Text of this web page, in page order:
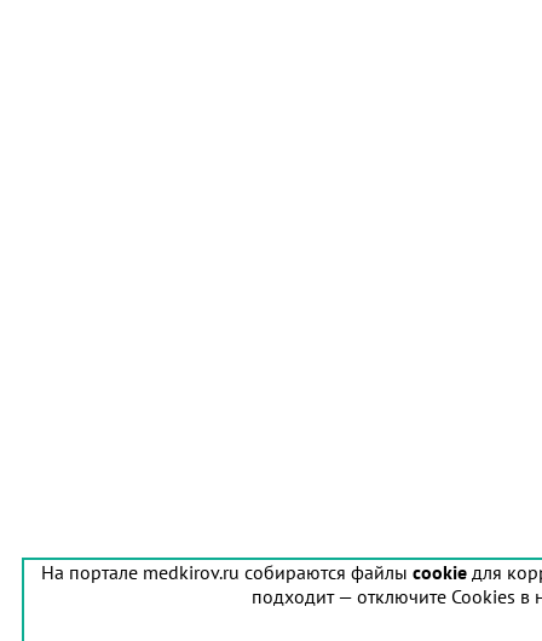
На портале medkirov.ru собираются файлы cookie для
подходит — отключите Cookies в